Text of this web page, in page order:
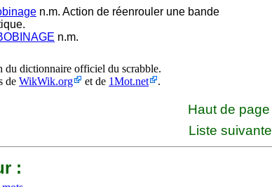
n.m. Action de réenrouler une bande
n.m.
du dictionnaire officiel du scrabble.
de WikWik.org et de 1Mot.net .
Haut de page
Liste suivante
: